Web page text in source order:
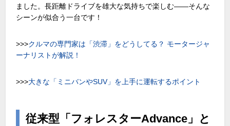
ました。長距離ドライブを雄大な気持ちで楽しむ――そんな
シーンが似合う一台です！
>>>クルマの専門家は「渋滞」をどうしてる？ モータージャ
ーナリストが解説！
>>>大きな「ミニバンやSUV」を上手に運転するポイント
従来型「フォレスターAdvance」と